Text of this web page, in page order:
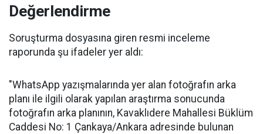
Değerlendirme
Soruşturma dosyasına giren resmi inceleme
raporunda şu ifadeler yer aldı:
"WhatsApp yazışmalarında yer alan fotoğrafın arka
planı ile ilgili olarak yapılan araştırma sonucunda
fotoğrafın arka planının, Kavaklıdere Mahallesi Büklüm
Caddesi No: 1 Çankaya/Ankara adresinde bulunan